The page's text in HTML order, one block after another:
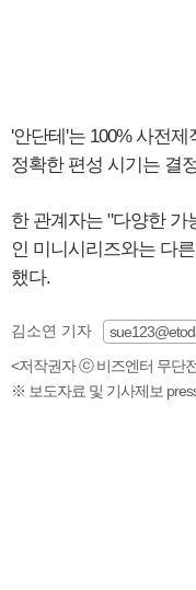
'안단테'는 100% 사전
정확한 편성 시기는 결
한 관계자는 "다양한 가
인 미니시리즈와는 다
했다.
김소연 기자
<저작권자 ⓒ 비즈엔터 무단
※ 보도자료 및 기사제보